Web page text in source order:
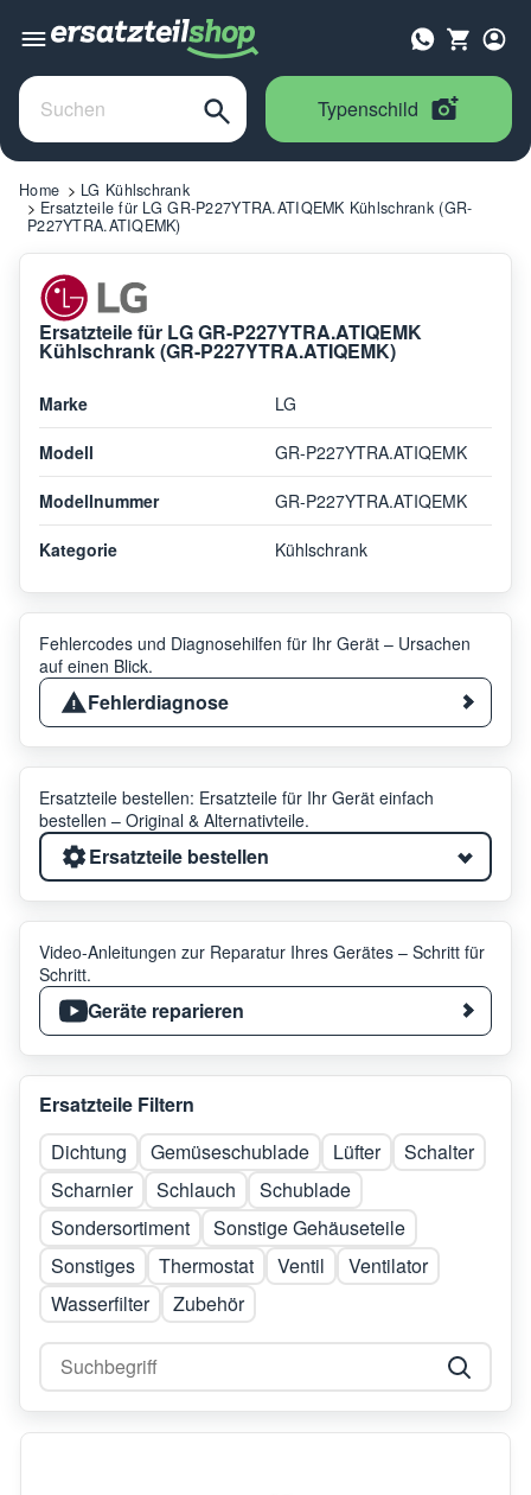
Typenschild
Home
LG Kühlschrank
Ersatzteile für LG GR-P227YTRA.ATIQEMK Kühlschrank (GR-
P227YTRA.ATIQEMK)
Ersatzteile für LG GR-P227YTRA.ATIQEMK
Kühlschrank (GR-P227YTRA.ATIQEMK)
Marke LG
Modell GR-P227YTRA.ATIQEMK
Modellnummer GR-P227YTRA.ATIQEMK
Kategorie Kühlschrank
Fehlercodes und Diagnosehilfen für Ihr Gerät – Ursachen
auf einen Blick.
Fehlerdiagnose
Ersatzteile bestellen: Ersatzteile für Ihr Gerät einfach
bestellen – Original & Alternativteile.
Ersatzteile bestellen
Video-Anleitungen zur Reparatur Ihres Gerätes – Schritt für
Schritt.
Geräte reparieren
Ersatzteile Filtern
Dichtung
Gemüseschublade Lüfter
Schalter
Scharnier
Schlauch
Schublade
Sondersortiment
Sonstige Gehäuseteile
Sonstiges
Thermostat Ventil
Ventilator
Wasserfilter
Zubehör